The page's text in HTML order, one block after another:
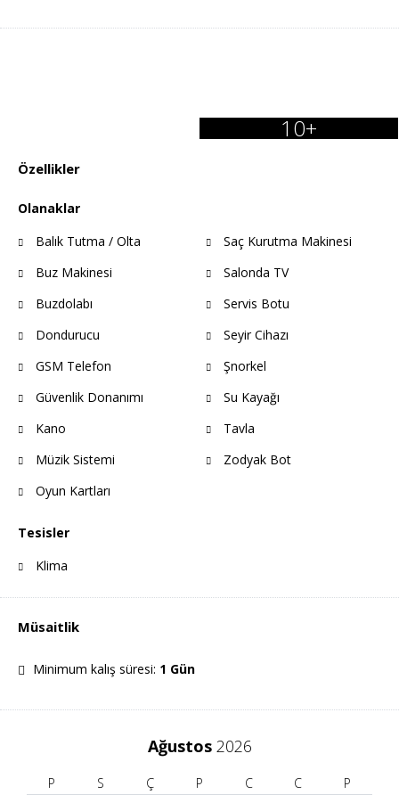
10+
Özellikler
Olanaklar
Balık Tutma / Olta
Buz Makinesi
Buzdolabı
Dondurucu
GSM Telefon
Güvenlik Donanımı
Kano
Müzik Sistemi
Oyun Kartları
Saç Kurutma Makinesi
Salonda TV
Servis Botu
Seyir Cihazı
Şnorkel
Su Kayağı
Tavla
Zodyak Bot
Tesisler
Klima
Müsaitlik
Minimum kalış süresi: 1 Gün
Ağustos 2026
P S Ç P C C P